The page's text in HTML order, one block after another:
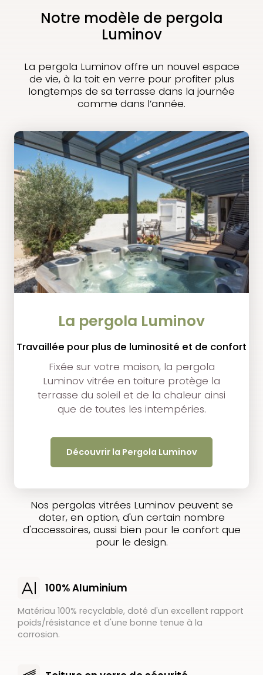
Notre modèle de pergola
Luminov
La pergola Luminov offre un nouvel espace
de vie, à la toit en verre pour profiter plus
longtemps de sa terrasse dans la journée
comme dans l’année.
La pergola Luminov
Travaillée pour plus de luminosité et de confort
Fixée sur votre maison, la pergola
Luminov vitrée en toiture protège la
terrasse du soleil et de la chaleur ainsi
que de toutes les intempéries.
Découvrir la Pergola Luminov
Nos pergolas vitrées Luminov peuvent se
doter, en option, d'un certain nombre
d'accessoires, aussi bien pour le confort que
pour le design.
100% Aluminium
Matériau 100% recyclable, doté d'un excellent rapport
poids/résistance et d'une bonne tenue à la
corrosion.